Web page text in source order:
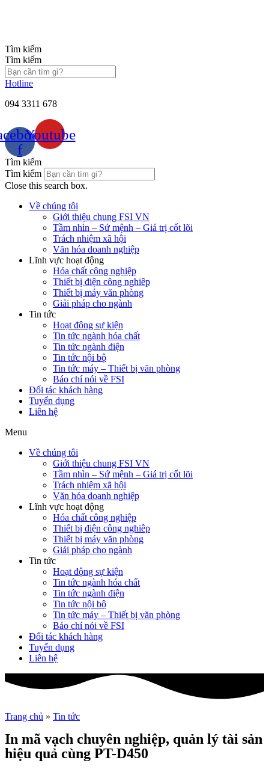
Tìm kiếm
Tìm kiếm
Hotline
094 3311 678
f
Youtube
Tìm kiếm
Tìm kiếm
Close this search box.
Về chúng tôi
Giới thiệu chung FSI VN
Tầm nhìn – Sứ mệnh – Giá trị cốt lõi
Trách nhiệm xã hội
Văn hóa doanh nghiệp
Lĩnh vực hoạt động
Hóa chất công nghiệp
Thiết bị điện công nghiêp
Thiết bị máy văn phòng
Giải pháp cho ngành
Tin tức
Hoạt động sự kiện
Tin tức ngành hóa chất
Tin tức ngành điện
Tin tức nội bộ
Tin tức máy – Thiết bị văn phòng
Báo chí nói về FSI
Đối tác khách hàng
Tuyển dụng
Liên hệ
Menu
Về chúng tôi
Giới thiệu chung FSI VN
Tầm nhìn – Sứ mệnh – Giá trị cốt lõi
Trách nhiệm xã hội
Văn hóa doanh nghiệp
Lĩnh vực hoạt động
Hóa chất công nghiệp
Thiết bị điện công nghiêp
Thiết bị máy văn phòng
Giải pháp cho ngành
Tin tức
Hoạt động sự kiện
Tin tức ngành hóa chất
Tin tức ngành điện
Tin tức nội bộ
Tin tức máy – Thiết bị văn phòng
Báo chí nói về FSI
Đối tác khách hàng
Tuyển dụng
Liên hệ
Trang chủ » Tin tức
In mã vạch chuyên nghiệp, quản lý tài sản
hiệu quả cùng PT-D450